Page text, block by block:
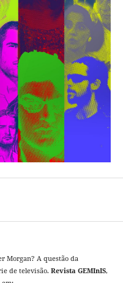
Morgan? A questão da
de televisão. Revista GEMInIS,